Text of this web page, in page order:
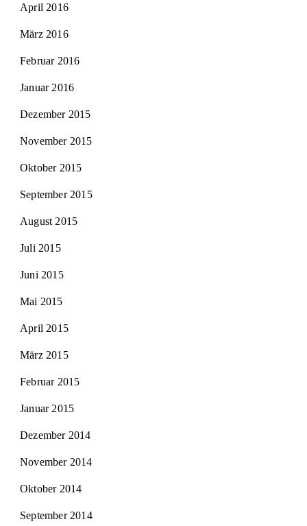
April 2016
März 2016
Februar 2016
Januar 2016
Dezember 2015
November 2015
Oktober 2015
September 2015
August 2015
Juli 2015
Juni 2015
Mai 2015
April 2015
März 2015
Februar 2015
Januar 2015
Dezember 2014
November 2014
Oktober 2014
September 2014